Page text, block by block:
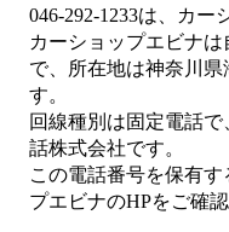
046-292-1233は、 カー
カーショップエビナは
で、所在地は神奈川
す。
回線種別は固定電話で
話株式会社です。
この電話番号を保有
プエビナのHPをご確